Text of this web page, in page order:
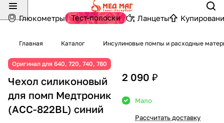
Глюкометры Тест-полоски Ланцеты
Главная Каталог Инсулиновые помпы и расходные
Оригинал для 640, 720, 740, 780
Чехол силиконовый
для помп Медтроник
(ACC-822BL) синий
2 090 ₽
Мало
Рассчитать доставку